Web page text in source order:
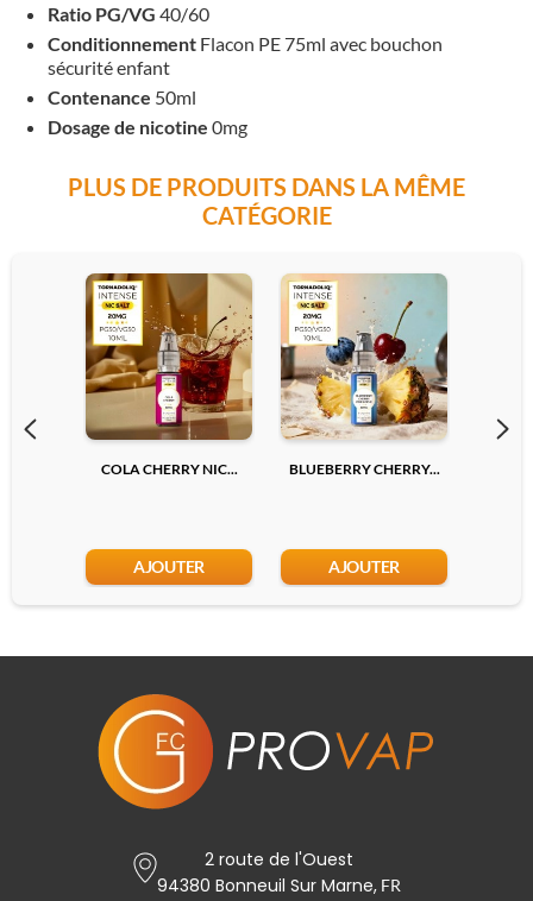
Ratio PG/VG 40/60
Conditionnement Flacon PE 75ml avec bouchon
sécurité enfant
Contenance 50ml
Dosage de nicotine 0mg
PLUS DE PRODUITS DANS LA MÊME
CATÉGORIE
COLA CHERRY NIC...
AJOUTER
BLUEBERRY CHERRY...
AJOUTER
2 route de l'Ouest
94380 Bonneuil Sur Marne,FR